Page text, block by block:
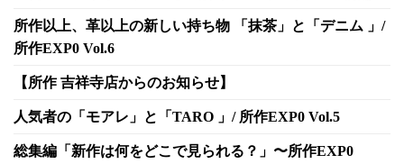
所作以上、革以上の新しい持ち物 「抹茶」と「デニム 」/
所作EXP0 Vol.6
【所作 吉祥寺店からのお知らせ】
人気者の「モアレ」と「TARO 」/ 所作EXP0 Vol.5
総集編「新作は何をどこで見られる？」〜所作EXP0